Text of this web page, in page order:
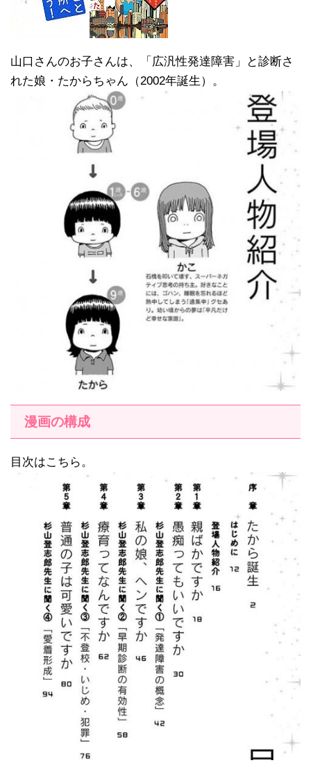
山口さんのお子さんは、「広汎性発達障害」と診断さ
れた娘・たからちゃん（2002年誕生）。
漫画の構成
目次はこちら。